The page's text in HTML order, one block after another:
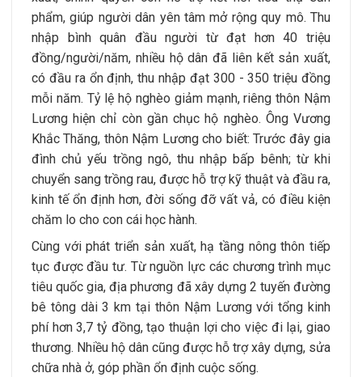
phẩm, giúp người dân yên tâm mở rộng quy mô. Thu
nhập bình quân đầu người từ đạt hơn 40 triệu
đồng/người/năm, nhiều hộ dân đã liên kết sản xuất,
có đầu ra ổn định, thu nhập đạt 300 - 350 triệu đồng
mỗi năm. Tỷ lệ hộ nghèo giảm mạnh, riêng thôn Nậm
Lương hiện chỉ còn gần chục hộ nghèo. Ông Vương
Khắc Thăng, thôn Nậm Lương cho biết: Trước đây gia
đình chủ yếu trồng ngô, thu nhập bấp bênh; từ khi
chuyển sang trồng rau, được hỗ trợ kỹ thuật và đầu ra,
kinh tế ổn định hơn, đời sống đỡ vất vả, có điều kiện
chăm lo cho con cái học hành.
Cùng với phát triển sản xuất, hạ tầng nông thôn tiếp
tục được đầu tư. Từ nguồn lực các chương trình mục
tiêu quốc gia, địa phương đã xây dựng 2 tuyến đường
bê tông dài 3 km tại thôn Nậm Lương với tổng kinh
phí hơn 3,7 tỷ đồng, tạo thuận lợi cho việc đi lại, giao
thương. Nhiều hộ dân cũng được hỗ trợ xây dựng, sửa
chữa nhà ở, góp phần ổn định cuộc sống.